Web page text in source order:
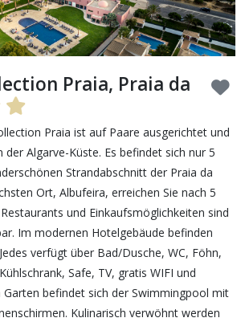
Praia, Praia da
Praia ist auf Paare ausgerichtet und
Algarve-Küste. Es befindet sich nur 5
Strandabschnitt der Praia da
Ort, Albufeira, erreichen Sie nach 5
und Einkaufsmöglichkeiten sind
Im modernen Hotelgebäude befinden
verfügt über Bad/Dusche, WC, Föhn,
Safe, TV, gratis WIFI und
befindet sich der Swimmingpool mit
Kulinarisch verwöhnt werden